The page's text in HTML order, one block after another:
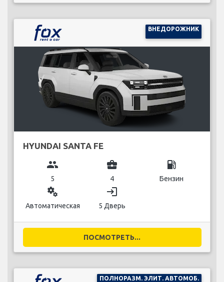
ВНЕДОРОЖНИК
HYUNDAI SANTA FE
group
5
business_center
4
local_gas_station
Бензин
miscellaneous_services
Автоматическая
login
5 Дверь
ПОСМОТРЕТЬ...
ПОЛНОРАЗМ. ЭЛИТ. АВТОМОБ.